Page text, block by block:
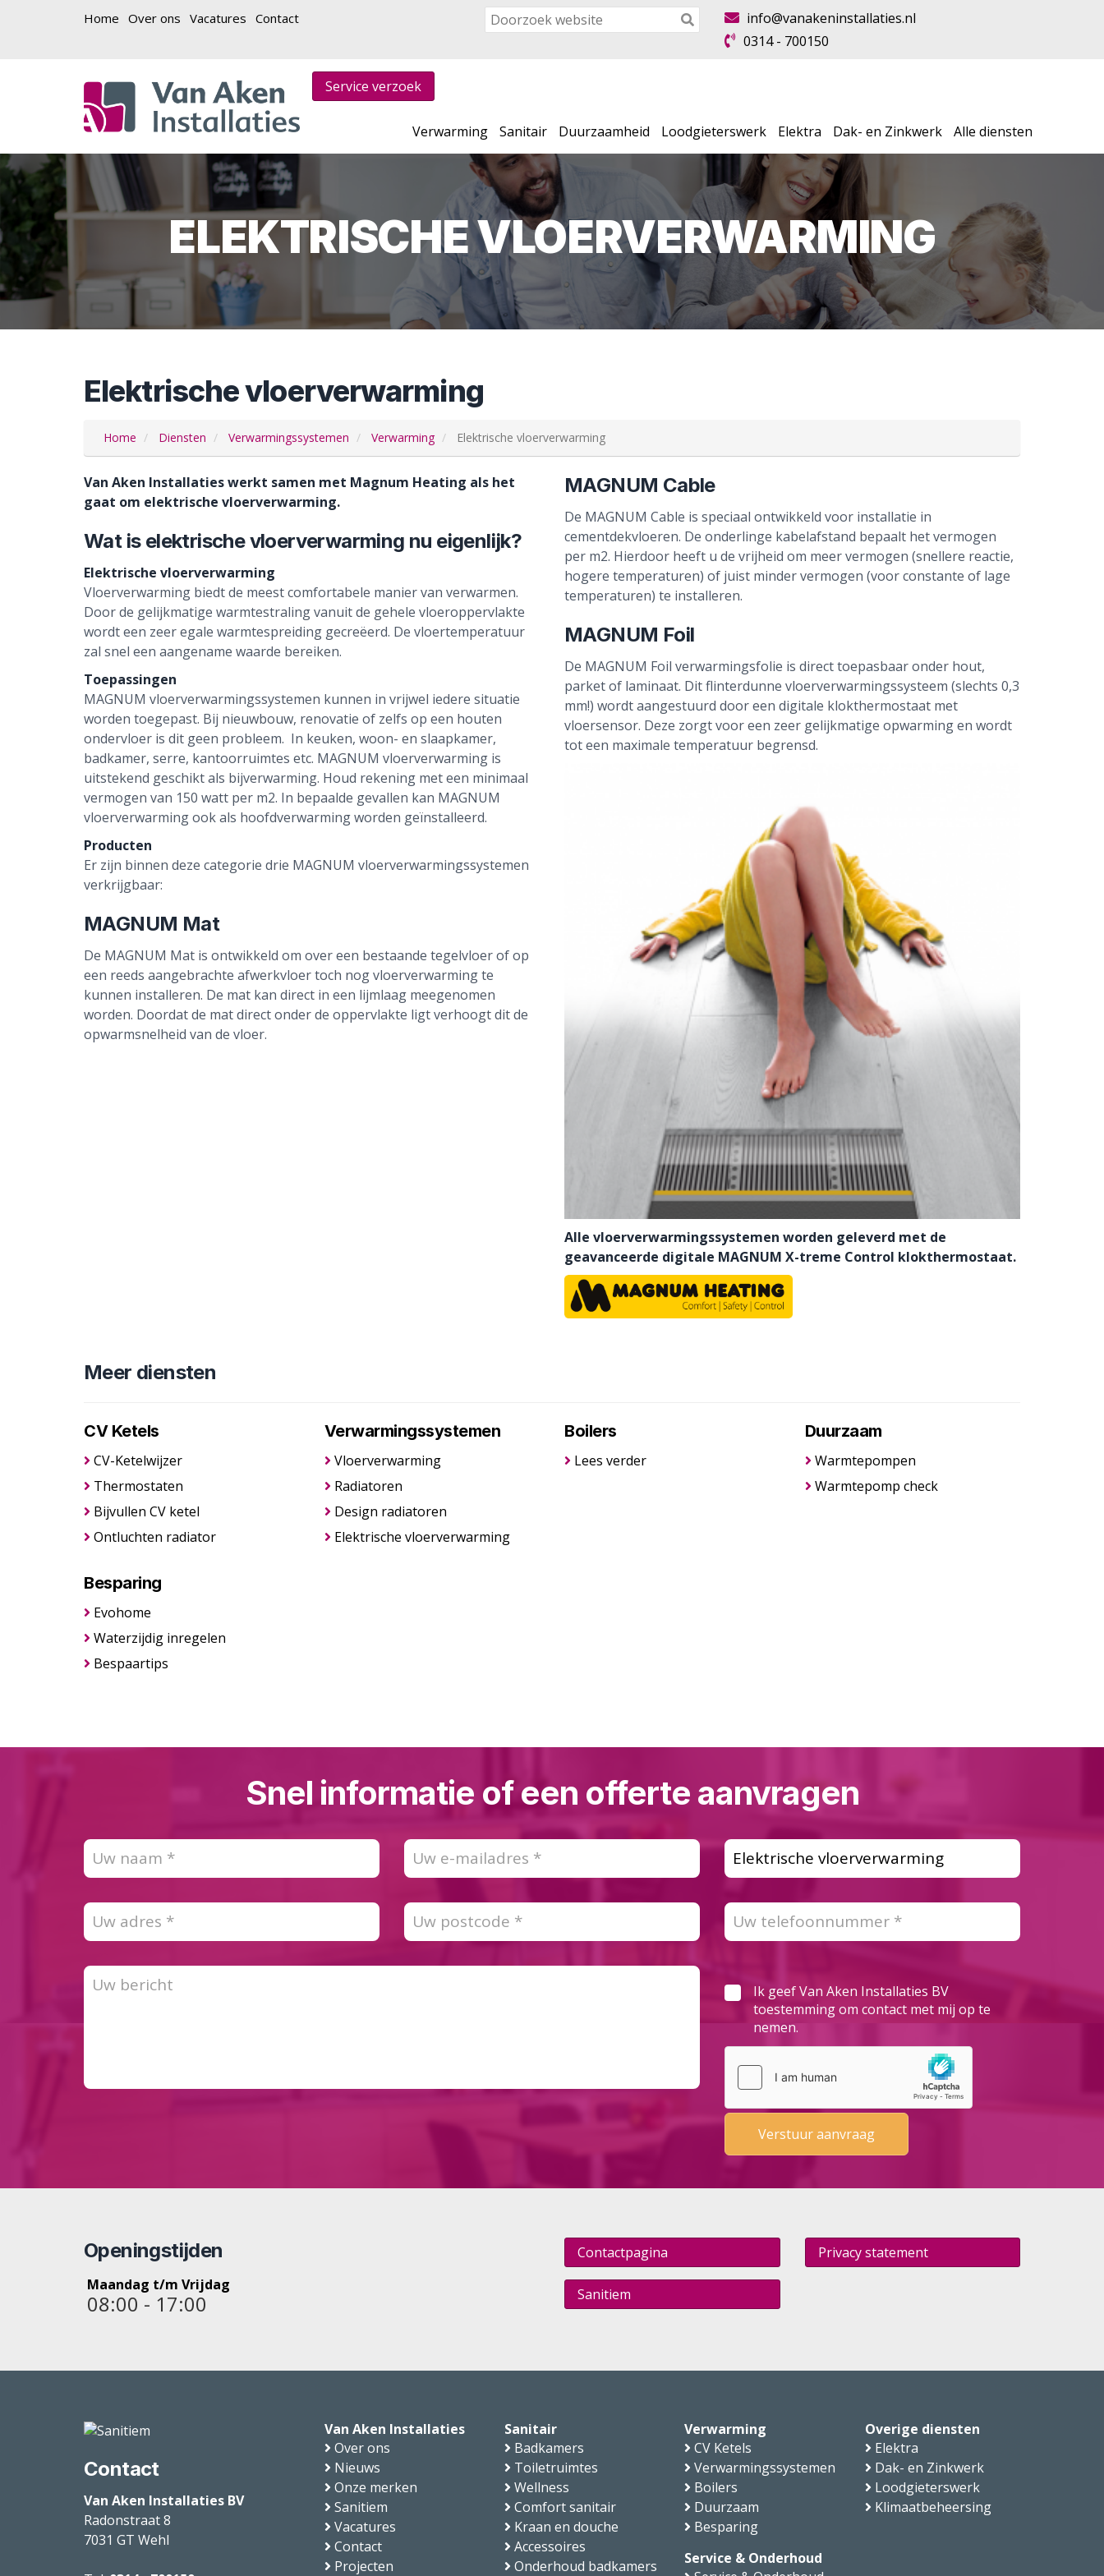
Home Over ons Vacatures Contact
info@vanakeninstallaties.nl
0314 - 700150
Service verzoek
Verwarming Sanitair Duurzaamheid Loodgieterswerk Elektra Dak- en Zinkwerk Alle diensten
ELEKTRISCHE VLOERVERWARMING
Elektrische vloerverwarming
Home Diensten Verwarmingssystemen Verwarming Elektrische vloerverwarming
Van Aken Installaties werkt samen met Magnum Heating als het
gaat om elektrische vloerverwarming.​
Wat is elektrische vloerverwarming nu eigenlijk?
Elektrische vloerverwarming
Vloerverwarming biedt de meest comfortabele manier van verwarmen.
Door de gelijkmatige warmtestraling vanuit de gehele vloeroppervlakte
wordt een zeer egale warmtespreiding gecreëerd. De vloertemperatuur
zal snel een aangename waarde bereiken.
Toepassingen
MAGNUM vloerverwarmingssystemen kunnen in vrijwel iedere situatie
worden toegepast. Bij nieuwbouw, renovatie of zelfs op een houten
ondervloer is dit geen probleem. In keuken, woon- en slaapkamer,
badkamer, serre, kantoorruimtes etc. MAGNUM vloerverwarming is
uitstekend geschikt als bijverwarming. Houd rekening met een minimaal
vermogen van 150 watt per m2. In bepaalde gevallen kan MAGNUM
vloerverwarming ook als hoofdverwarming worden geïnstalleerd.
Producten
Er zijn binnen deze categorie drie MAGNUM vloerverwarmingssystemen
verkrijgbaar:
MAGNUM Mat
De MAGNUM Mat is ontwikkeld om over een bestaande tegelvloer of op
een reeds aangebrachte afwerkvloer toch nog vloerverwarming te
kunnen installeren. De mat kan direct in een lijmlaag meegenomen
worden. Doordat de mat direct onder de oppervlakte ligt verhoogt dit de
opwarmsnelheid van de vloer.
MAGNUM Cable
De MAGNUM Cable is speciaal ontwikkeld voor installatie in
cementdekvloeren. De onderlinge kabelafstand bepaalt het vermogen
per m2. Hierdoor heeft u de vrijheid om meer vermogen (snellere reactie,
hogere temperaturen) of juist minder vermogen (voor constante of lage
temperaturen) te installeren.
MAGNUM Foil
De MAGNUM Foil verwarmingsfolie is direct toepasbaar onder hout,
parket of laminaat. Dit flinterdunne vloerverwarmingssysteem (slechts 0,3
mm!) wordt aangestuurd door een digitale klokthermostaat met
vloersensor. Deze zorgt voor een zeer gelijkmatige opwarming en wordt
tot een maximale temperatuur begrensd.
Alle vloerverwarmingssystemen worden geleverd met de
geavanceerde digitale MAGNUM X-treme Control klokthermostaat.
Meer diensten
CV Ketels
CV-Ketelwijzer
Thermostaten
Bijvullen CV ketel
Ontluchten radiator
Verwarmingssystemen
Vloerverwarming
Radiatoren
Design radiatoren
Elektrische vloerverwarming
Boilers
Lees verder
Duurzaam
Warmtepompen
Warmtepomp check
Besparing
Evohome
Waterzijdig inregelen
Bespaartips
Snel informatie of een offerte aanvragen
Ik geef Van Aken Installaties BV
toestemming om contact met mij op te
nemen.
Openingstijden
Maandag t/m Vrijdag
08:00 - 17:00
Contactpagina
Sanitiem
Privacy statement
Contact
Van Aken Installaties BV
Radonstraat 8
7031 GT Wehl
Van Aken Installaties
Over ons
Nieuws
Onze merken
Sanitiem
Vacatures
Contact
Projecten
Sanitair
Badkamers
Toiletruimtes
Wellness
Comfort sanitair
Kraan en douche
Accessoires
Onderhoud badkamers
Verwarming
CV Ketels
Verwarmingssystemen
Boilers
Duurzaam
Besparing
Service & Onderhoud
Overige diensten
Elektra
Dak- en Zinkwerk
Loodgieterswerk
Klimaatbeheersing